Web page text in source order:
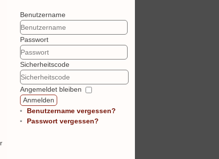
Benutzername
Passwort
Sicherheitscode
Angemeldet bleiben
Anmelden
Benutzername vergessen?
Passwort vergessen?